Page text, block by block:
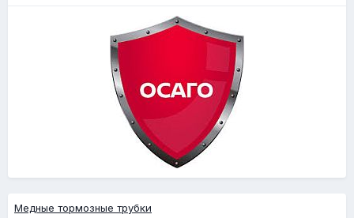
Медные тормозные трубки